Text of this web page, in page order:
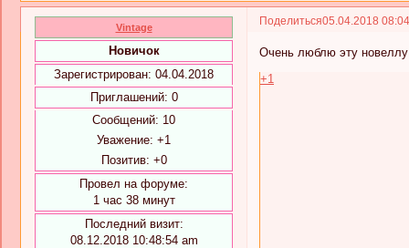
Поделиться05.04.2018
Vintage
Новичок
Зарегистрирован: 04.04.2018
Приглашений: 0
Сообщений: 10
Уважение: +1
Позитив: +0
Провел на форуме:
1 час 38 минут
Последний визит:
08.12.2018 10:48:54 am
Очень люблю эту новеллу
+1